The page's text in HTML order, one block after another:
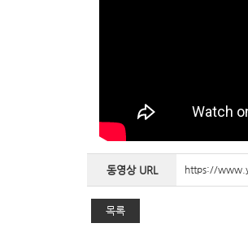
동영상 URL https://
목록